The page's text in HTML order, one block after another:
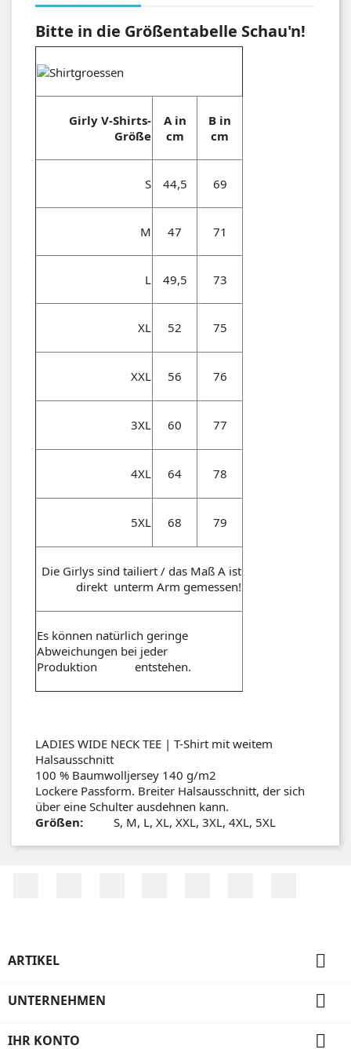
Bitte in die Größentabelle Schau'n!
Girly V-Shirts-
Größe
A in
cm
B in
cm
S 44,5 69
M 47 71
L 49,5 73
XL 52 75
XXL 56 76
3XL 60 77
4XL 64 78
5XL 68 79
Die Girlys sind tailiert / das Maß A ist
direkt unterm Arm gemessen!
Es können natürlich geringe
Abweichungen bei jeder
Produktion entstehen.
LADIES WIDE NECK TEE | T-Shirt mit weitem
Halsausschnitt
100 % Baumwolljersey 140 g/m2
Lockere Passform. Breiter Halsausschnitt, der sich
über eine Schulter ausdehnen kann.
Größen:
S, M, L, XL, XXL, 3XL, 4XL, 5XL
ARTIKEL 
UNTERNEHMEN 
IHR KONTO 